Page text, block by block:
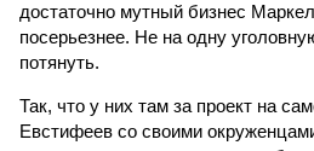
достаточно мутный бизнес
посерьезнее. Не на одну
потянуть.
Так, что у них там за проект на
Евстифеев со своими